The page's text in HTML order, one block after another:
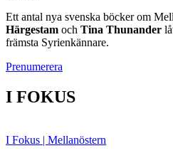
Ett antal nya svenska böcker om
Härgestam och Tina Thunander
främsta Syrienkännare.
Prenumerera
I FOKUS
I Fokus | Mellanöstern